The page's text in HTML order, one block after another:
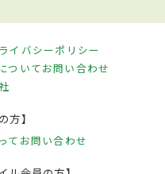
ため、「おかし
診することが重
子宮がんの検
んの検査のみを
する必要があ
イバシーポリシー
ついてお問い合わせ
方】
て お問い合わせ